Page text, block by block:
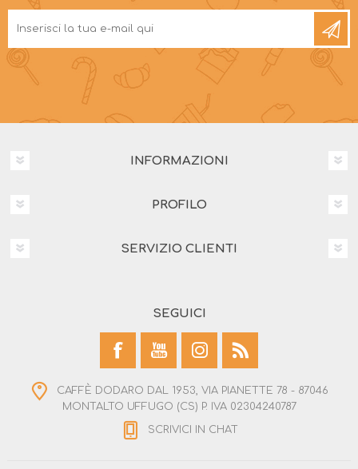
INFORMAZIONI
PROFILO
SERVIZIO CLIENTI
SEGUICI
CAFFÈ DODARO DAL 1953, VIA PIANETTE 78 - 87046
MONTALTO UFFUGO (CS) P. IVA 02304240787
SCRIVICI IN CHAT